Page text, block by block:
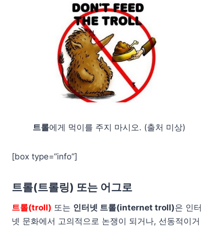
트롤에게 먹이를 주지 마시오. (출처 미상)
[box type=”info”]
트롤(트롤링) 또는 어그로
트롤(troll) 또는 인터넷 트롤(internet troll)은 인터
넷 문화에서 고의적으로 논쟁이 되거나, 선동적이거